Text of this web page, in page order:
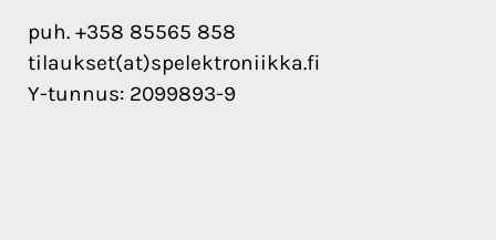
puh. +358 85565 858
tilaukset(at)spelektroniikka.fi
Y-tunnus: 2099893-9